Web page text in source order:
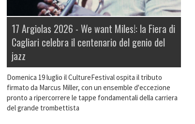
17 Argiolas 2026 - We want Miles!: la Fiera di
Cagliari celebra il centenario del genio del
jazz
Domenica 19 luglio il CultureFestival ospita il tributo
firmato da Marcus Miller, con un ensemble d'eccezione
pronto a ripercorrere le tappe fondamentali della carriera
del grande trombettista